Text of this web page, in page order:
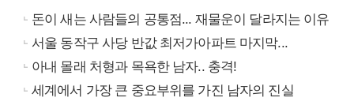
돈이 새는 사람들의 공통점... 재물운이 달라지는 이유
서울 동작구 사당 반값 최저가아파트 마지막...
아내 몰래 처형과 목욕한 남자.. 충격!
세계에서 가장 큰 중요부위를 가진 남자의 진실